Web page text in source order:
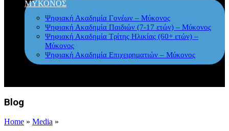
ΜΥΚΟΝΟΣ
Ψηφιακή Ακαδημία Γονέων – Μύκονος
Ψηφιακή Ακαδημία Παιδιών (7-17 ετών) – Μύκονος
Ψηφιακή Ακαδημία Τρίτης Ηλικίας (60+ ετών) –
Μύκονος
Ψηφιακή Ακαδημία Επιχειρηματιών – Μύκονος
Blog
Home » Media »